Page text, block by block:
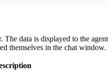
The data is displayed to the agent
themselves in the chat window.